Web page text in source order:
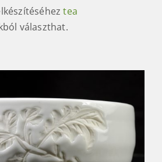
tea
választhat.